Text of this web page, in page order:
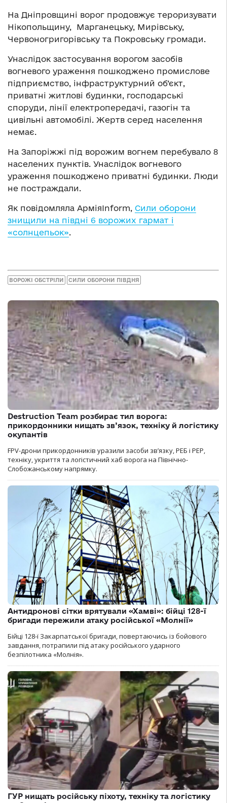
На Дніпровщині ворог продовжує тероризувати
Нікопольщину, Марганецьку, Мирівську,
Червоногригорівську та Покровську громади.
Унаслідок застосування ворогом засобів
вогневого ураження пошкоджено промислове
підприємство, інфраструктурний об’єкт,
приватні житлові будинки, господарські
споруди, лінії електропередачі, газогін та
цивільні автомобілі. Жертв серед населення
немає.
На Запоріжжі під ворожим вогнем перебувало 8
населених пунктів. Унаслідок вогневого
ураження пошкоджено приватні будинки. Люди
не постраждали.
Як повідомляла АрміяInform, Сили оборони
знищили на півдні 6 ворожих гармат і
«солнцепьок»
ВОРОЖІ ОБСТРІЛИ СИЛИ ОБОРОНИ ПІВДНЯ
Destruction Team розбирає тил ворога:
прикордонники нищать зв’язок, техніку й логістику
окупантів
FPV-дрони прикордонників уразили засоби зв’язку, РЕБ і РЕР,
техніку, укриття та логістичний хаб ворога на Північно-
Слобожанському напрямку.
Антидронові сітки врятували «Хамві»: бійці 128-ї
бригади пережили атаку російської «Молнії»
Бійці 128-ї Закарпатської бригади, повертаючись із бойового
завдання, потрапили під атаку російського ударного
безпілотника «Молнія».
ГУР нищать російську піхоту, техніку та логістику